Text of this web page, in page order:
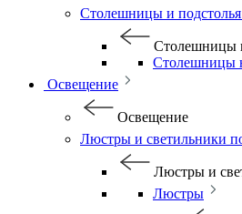
Столешницы и подстолья
Столешницы
Столешницы
Освещение
Освещение
Люстры и светильники
Люстры и
Люстры